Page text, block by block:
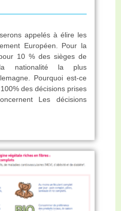
appelés à élire les
Européen. Pour la
10 % des sièges de
la nationalité la plus
Pourquoi est-ce
des décisions prises
Les décisions